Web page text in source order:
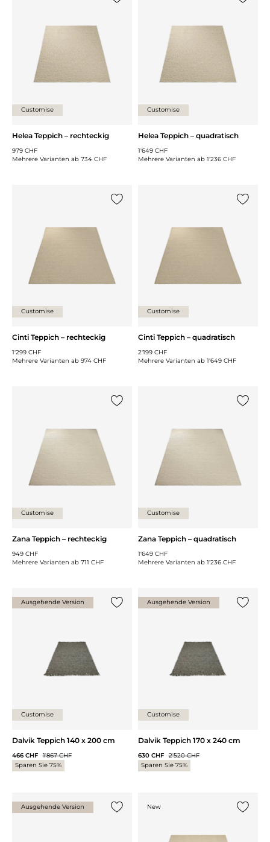
Customise
Helea Teppich – rechteckig
979 CHF
Mehrere Varianten ab 734 CHF
Customise
Helea Teppich – quadratisch
1'649 CHF
Mehrere Varianten ab 1'236 CHF
Customise
Cinti Teppich – rechteckig
1'299 CHF
Mehrere Varianten ab 974 CHF
Customise
Cinti Teppich – quadratisch
2'199 CHF
Mehrere Varianten ab 1'649 CHF
Customise
Zana Teppich – rechteckig
949 CHF
Mehrere Varianten ab 711 CHF
Customise
Zana Teppich – quadratisch
1'649 CHF
Mehrere Varianten ab 1'236 CHF
Ausgehende Version
Customise
Dalvik Teppich 140 x 200 cm
466 CHF 1'867 CHF
Sparen Sie 75%
Ausgehende Version
Customise
Dalvik Teppich 170 x 240 cm
630 CHF 2'520 CHF
Sparen Sie 75%
Ausgehende Version New